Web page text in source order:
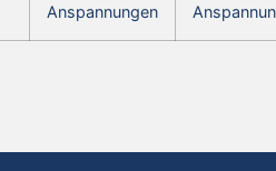
Anspannungen